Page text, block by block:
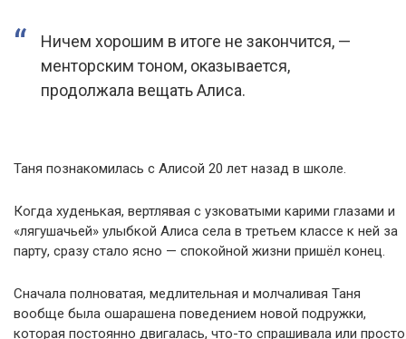
Ничем хорошим в итоге не закончится, —
менторским тоном, оказывается,
продолжала вещать Алиса.
Таня познакомилась с Алисой 20 лет назад в школе.
Когда худенькая, вертлявая с узковатыми карими глазами и
«лягушачьей» улыбкой Алиса села в третьем классе к ней за
парту, сразу стало ясно — спокойной жизни пришёл конец.
Сначала полноватая, медлительная и молчаливая Таня
вообще была ошарашена поведением новой подружки,
которая постоянно двигалась, что-то спрашивала или просто